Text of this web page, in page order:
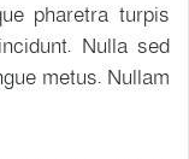
pharetra turpis
Nulla sed
metus. Nullam